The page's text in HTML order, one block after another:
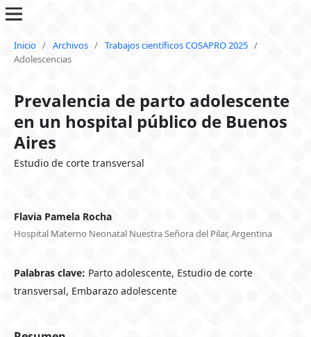
Inicio / Archivos / Trabajos científicos COSAPRO 2025 /
Adolescencias
Prevalencia de parto adolescente
en un hospital público de Buenos
Aires
Estudio de corte transversal
Flavia Pamela Rocha
Hospital Materno Neonatal Nuestra Señora del Pilar, Argentina
Palabras clave: Parto adolescente, Estudio de corte
transversal, Embarazo adolescente